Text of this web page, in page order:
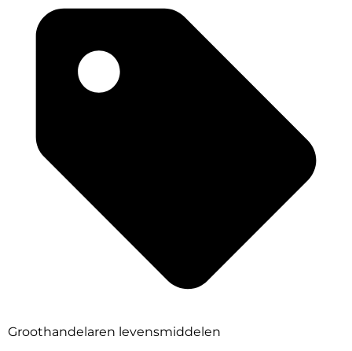
Groothandelaren levensmiddelen